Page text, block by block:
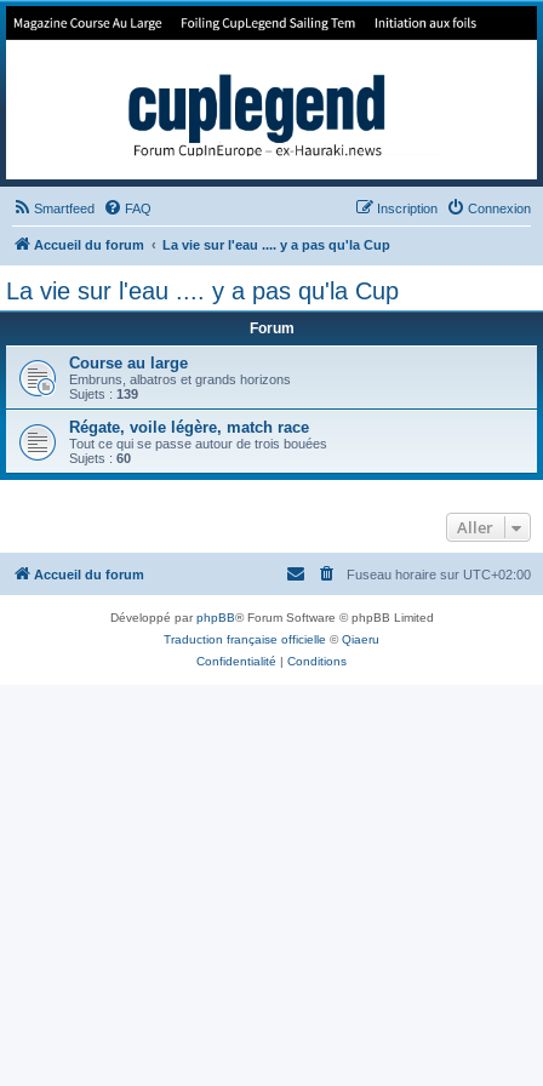
Forum de Cup In Europe
Smartfeed FAQ Connexion
Inscription
Accueil du forum La vie sur l'eau .... y a pas qu'la Cup
La vie sur l'eau .... y a pas qu'la Cup
Forum
Course au large
Embruns, albatros et grands horizons
Sujets : 139
Régate, voile légère, match race
Tout ce qui se passe autour de trois bouées
Sujets : 60
Aller
Accueil du forum Fuseau horaire sur UTC+02:00
Développé parphpBB® Forum Software © phpBB Limited
Traduction française officielle ©Qiaeru
Confidentialité
Conditions